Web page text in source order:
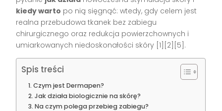
kiedy warto po nią sięgnąć: wtedy, gdy celem jest
realna przebudowa tkanek bez zabiegu
chirurgicznego oraz redukcja powierzchownych i
umiarkowanych niedoskonałości skóry [1][2][5].
Spis treści
Czym jest Dermapen?
Jak działa biologicznie na skórę?
Na czym polega przebieg zabiegu?